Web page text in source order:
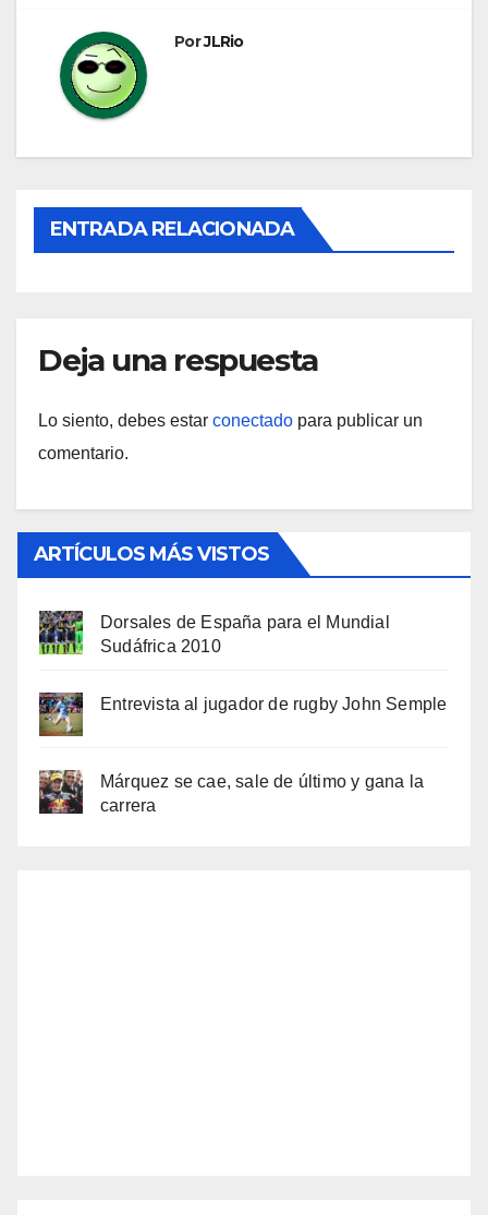
PorJLRio
ENTRADA RELACIONADA
Deja una respuesta
Lo siento, debes estar conectado para publicar un
comentario.
ARTÍCULOS MÁS VISTOS
Dorsales de España para el Mundial
Sudáfrica 2010
Entrevista al jugador de rugby John Semple
Márquez se cae, sale de último y gana la
carrera